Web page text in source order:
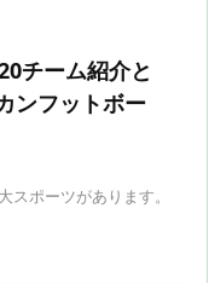
チーム紹介と
ンフットボー
ポーツがあります。